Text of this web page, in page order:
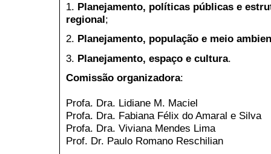
1. Planejamento, políticas públicas e
regional;
2. Planejamento, população e meio
3. Planejamento, espaço e cultura.
Comissão organizadora:
Profa. Dra. Lidiane M. Maciel
Profa. Dra. Fabiana Félix do Amaral e Silva
Profa. Dra. Viviana Mendes Lima
Prof. Dr. Paulo Romano Reschilian